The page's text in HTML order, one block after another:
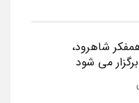
شاهرود،